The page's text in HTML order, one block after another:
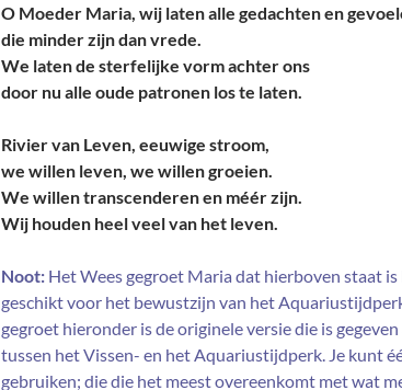
O Moeder Maria, wij laten alle gedachten en
die minder zijn dan vrede.
We laten de sterfelijke vorm achter ons
door nu alle oude patronen los te laten.
Rivier van Leven, eeuwige stroom,
we willen leven, we willen groeien.
We willen transcenderen en méér zijn.
Wij houden heel veel van het leven.
Noot: Het Wees gegroet Maria dat hierboven staat is
geschikt voor het bewustzijn van het
gegroet hieronder is de originele versie die is
tussen het Vissen- en het Aquariustijdperk. Je kunt
gebruiken; die die het meest overeenkomt met wat